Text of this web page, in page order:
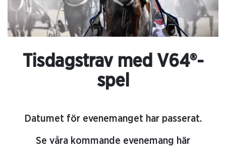
Tisdagstrav med V64®-
spel
Datumet för evenemanget har passerat.
Se våra kommande evenemang här